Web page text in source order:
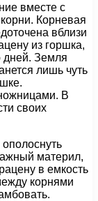
вместе с
Корневая
вблизи
из горшка,
дней. Земля
лишь чуть
В
своих
материл,
в емкость
корнями